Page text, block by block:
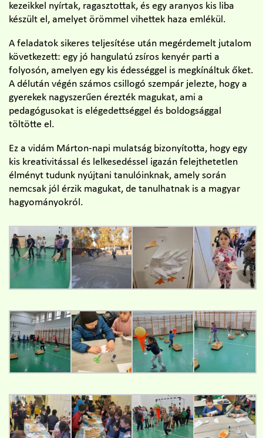
kezeikkel nyírtak, ragasztottak, és egy aranyos kis liba
készült el, amelyet örömmel vihettek haza emlékül.
A feladatok sikeres teljesítése után megérdemelt jutalom
következett: egy jó hangulatú zsíros kenyér parti a
folyosón, amelyen egy kis édességgel is megkínáltuk őket.
A délután végén számos csillogó szempár jelezte, hogy a
gyerekek nagyszerűen érezték magukat, ami a
pedagógusokat is elégedettséggel és boldogsággal
töltötte el.
Ez a vidám Márton-napi mulatság bizonyította, hogy egy
kis kreativitással és lelkesedéssel igazán felejthetetlen
élményt tudunk nyújtani tanulóinknak, amely során
nemcsak jól érzik magukat, de tanulhatnak is a magyar
hagyományokról.